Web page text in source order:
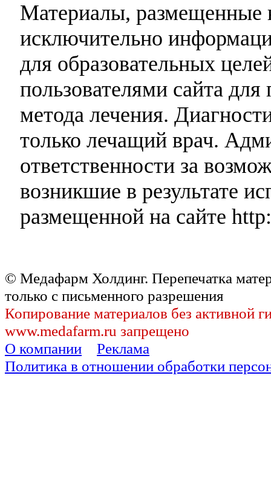
Материалы, размещенные
исключительно
для образовательных
пользователями сайта
метода лечения.
только лечащий врач.
ответственности за
возникшие в результате
размещенной на сайте
© Медафарм Холдинг. Перепечатка
только с письменного разрешения
Копирование материалов без активной
www.medafarm.ru запрещено
О компании
Реклама
Политика в отношении обработки